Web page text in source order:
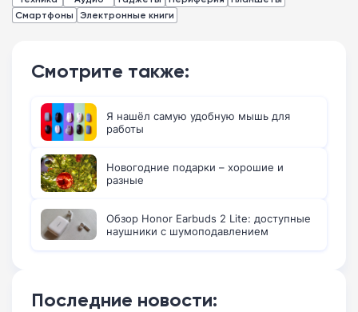
Смартфоны Электронные книги
Смотрите также:
Я нашёл самую удобную мышь для
работы
Новогодние подарки – хорошие и
разные
Обзор Honor Earbuds 2 Lite: доступные
наушники с шумоподавлением
Последние новости: